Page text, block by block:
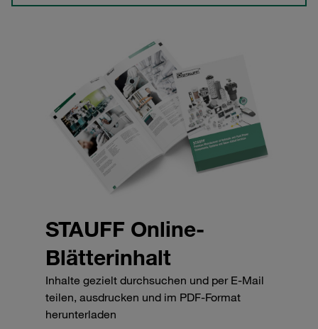
STAUFF Online-
Blätterinhalt
Inhalte gezielt durchsuchen und per E-Mail
teilen, ausdrucken und im PDF-Format
herunterladen